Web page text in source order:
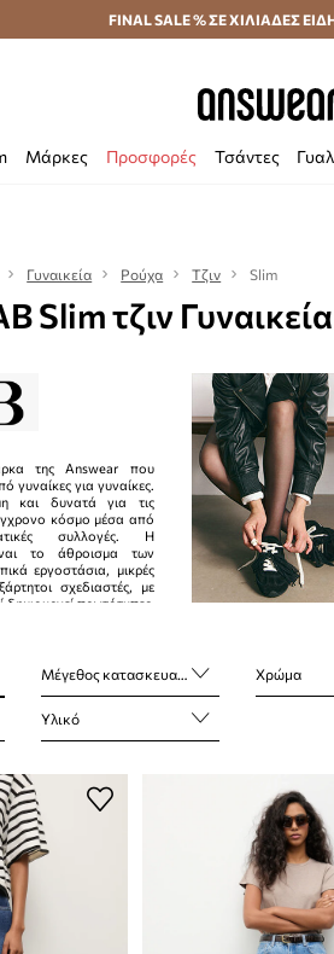
Αποστολή σε 24 ώρες
FINAL SALE % ΣΕ ΧΙΛΙΑΔΕΣ
Μάρκες Προσφορές Τσάντες
Γυναικεία Ρούχα Τζιν Slim
Slim τζιν Γυναικεία
της Answear που
γυναίκες για γυναίκες.
και δυνατά για τις
κόσμο μέσα από
συλλογές. Η
το άθροισμα των
εργοστάσια, μικρές
σχεδιαστές, με
δημιουργεί πρωτότυπες,
Μέγεθος κατασκευαστή Χρώμα
Υλικό